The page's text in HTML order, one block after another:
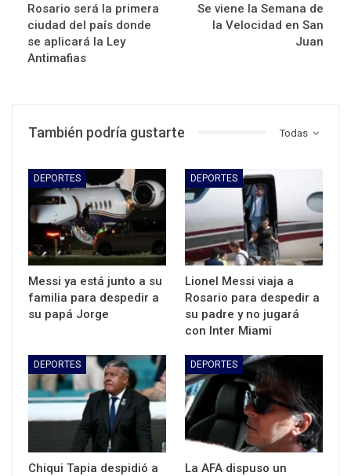
Rosario será la primera
ciudad del país donde
se aplicará la Ley
Antimafias
Se viene la Semana de
la Velocidad en San
Juan
Todas
También podría gustarte
DEPORTES
Messi ya está junto a su
familia para despedir a
su papá Jorge
DEPORTES
Lionel Messi viaja a
Rosario para despedir a
su padre y no jugará
con Inter Miami
DEPORTES
Chiqui Tapia despidió a
DEPORTES
La AFA dispuso un